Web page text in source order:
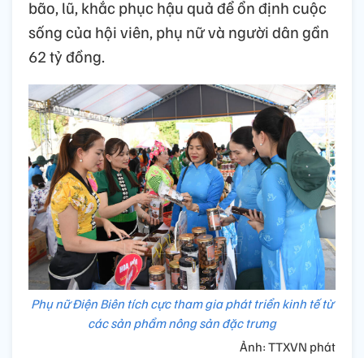
bão, lũ, khắc phục hậu quả để ổn định cuộc
sống của hội viên, phụ nữ và người dân gần
62 tỷ đồng.
Phụ nữ Điện Biên tích cực tham gia phát triển kinh tế từ
các sản phẩm nông sản đặc trưng
Ảnh: TTXVN phát